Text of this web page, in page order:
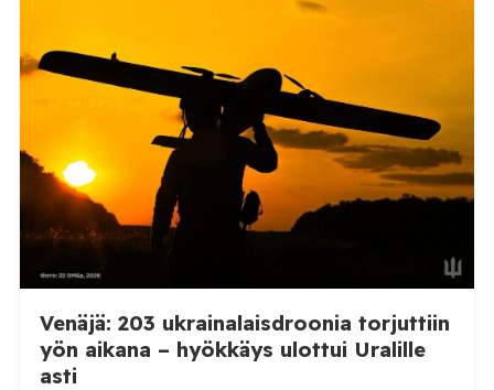
kertoi perjantaiaamuna 7. elokuuta julkaisemassaan
hyökkäsivät yön aikana yli 20 kertaa viidelle alueelle.
Nikopolin alueella iskuja kohdistui Nikopolin
kaupunkiin sekä […]
Venäjä: 203 ukrainalaisdroonia torjuttiin
yön aikana – hyökkäys ulottui Uralille
asti